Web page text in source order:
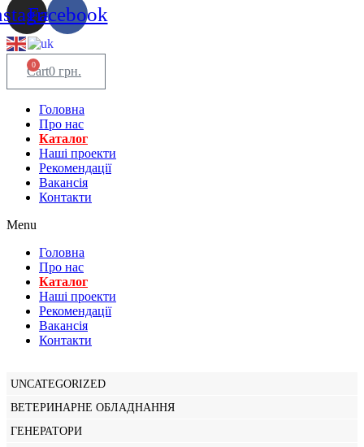
Facebook
0 грн.
0
Cart
Головна
Про нас
Каталог
Нашi проекти
Рекомендації
Вакансiя
Контакти
Menu
Головна
Про нас
Каталог
Нашi проекти
Рекомендації
Вакансiя
Контакти
UNCATEGORIZED
ВЕТЕРИНАРНЕ ОБЛАДНАННЯ
ГЕНЕРАТОРИ